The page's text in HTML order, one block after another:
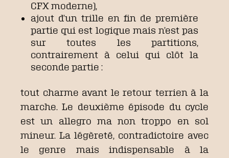
CFX moderne),
ajout d’un trille en fin de première
partie qui est logique mais n’est pas
sur toutes les partitions,
contrairement à celui qui clôt la
seconde partie :
tout charme avant le retour terrien à la
marche. Le deuxième épisode du cycle
est un allegro ma non troppo en sol
mineur. La légèreté, contradictoire avec
le genre mais indispensable à la